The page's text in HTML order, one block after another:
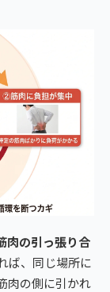
肉の引っ張り合
ば、同じ場所に
肉の側に引かれ